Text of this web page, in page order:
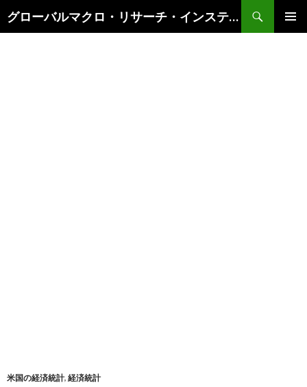
グローバルマクロ・リサーチ・インスティテュート
索
米国の経済統計, 経済統計